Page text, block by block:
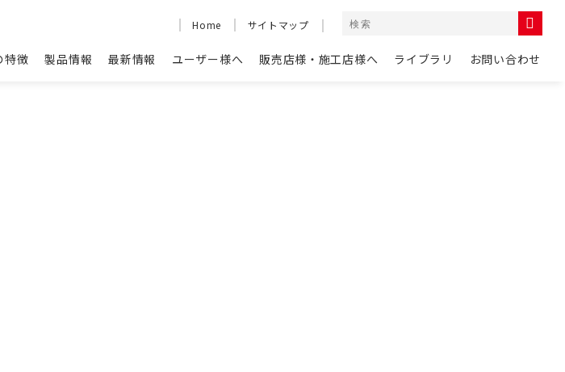
Home サイトマップ
特徴 製品情報 最新情報 ユーザー様へ 販売店様・施工店様へ ライブラリ お問い合わせ